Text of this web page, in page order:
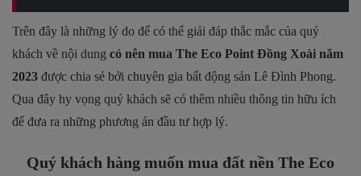
Trên đây là những lý do để có thể giải đáp thắc mắc của quý
khách về nội dung có nên mua The Eco Point Đồng Xoài năm
2023 được chia sẻ bởi chuyên gia bất động sản Lê Đình Phong.
Qua đây hy vọng quý khách sẽ có thêm nhiều thông tin hữu ích
để đưa ra những phương án đầu tư hợp lý.
Quý khách hàng muốn mua đất nền The Eco